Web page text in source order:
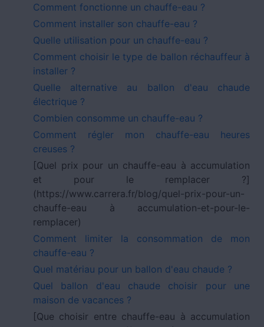
Comment fonctionne un chauffe-eau ?
Comment installer son chauffe-eau ?
Quelle utilisation pour un chauffe-eau ?
Comment choisir le type de ballon réchauffeur à
installer ?
Quelle alternative au ballon d'eau chaude
électrique ?
Combien consomme un chauffe-eau ?
Comment régler mon chauffe-eau heures
creuses ?
[Quel prix pour un chauffe-eau à accumulation
et pour le remplacer ?]
(https://www.carrera.fr/blog/quel-prix-pour-un-
chauffe-eau à accumulation-et-pour-le-
remplacer)
Comment limiter la consommation de mon
chauffe-eau ?
Quel matériau pour un ballon d'eau chaude ?
Quel ballon d'eau chaude choisir pour une
maison de vacances ?
[Que choisir entre chauffe-eau à accumulation